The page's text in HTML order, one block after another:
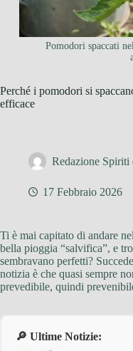
Pomodori spaccati
Perché i pomodori si
efficace
Redazione Spiriti
17 Febbraio 2026
Ti è mai capitato di andare
bella pioggia “salvifica”, e
sembravano perfetti?
notizia è che quasi sempre
prevedibile, quindi
🔎 Ultime Notizie: